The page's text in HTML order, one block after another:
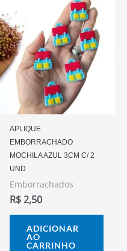
APLIQUE
EMBORRACHADO
MOCHILA AZUL 3CM C/ 2
UND
Emborrachados
R$2,50
ADICIONAR
AO
CARRINHO